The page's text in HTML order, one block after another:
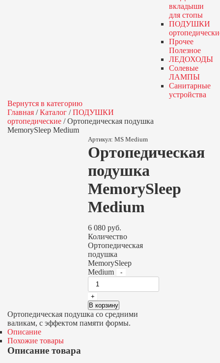
вкладыши
для стопы
ПОДУШКИ
Прочее
Полезное
ЛЕДОХОДЫ
Солевые
ЛАМПЫ
Санитарные
устройства
Вернутся в категорию
Главная /Каталог /ПОДУШКИ
ортопедические /Ортопедическая подушка
MemorySleep Medium
Артикул:MS Medium
Ортопедическая
подушка
MemorySleep
Medium
6 080руб.
Количество
Ортопедическая
подушка
MemorySleep
Medium
В корзину
Ортопедическая подушка со средними
валикам, с эффектом памяти формы.
Описание
Похожие товары
Описание товара